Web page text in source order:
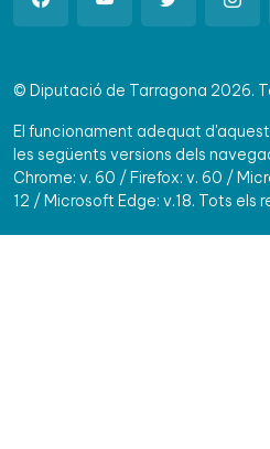
© Diputació de Tarragona 2026.
El funcionament adequat
les següents versions dels
Chrome: v. 60 / Firefox: v. 60 /
12 / Microsoft Edge: v.18. Tots els